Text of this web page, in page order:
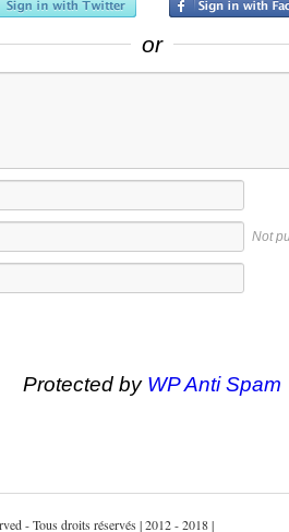
or
Not
Protected by WP Anti Spam
- Tous droits réservés | 2012 - 2018 |